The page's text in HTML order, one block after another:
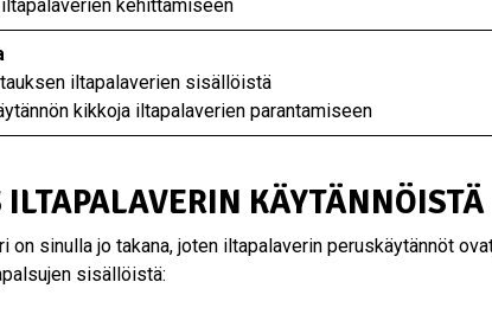
kehittämiseen
iltapalaverien sisällöistä
kikkoja iltapalaverien parantamiseen
ILTAPALAVERIN KÄYTÄNNÖISTÄ
on sinulla jo takana, joten iltapalaverin peruskäytännöt
sisällöistä: